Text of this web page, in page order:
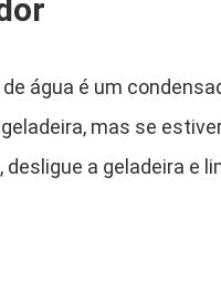
água é um
mas se
a geladeira e